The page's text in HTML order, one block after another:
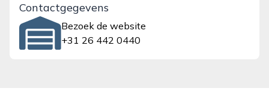
Contactgegevens
Bezoek de website
+31 26 442 0440